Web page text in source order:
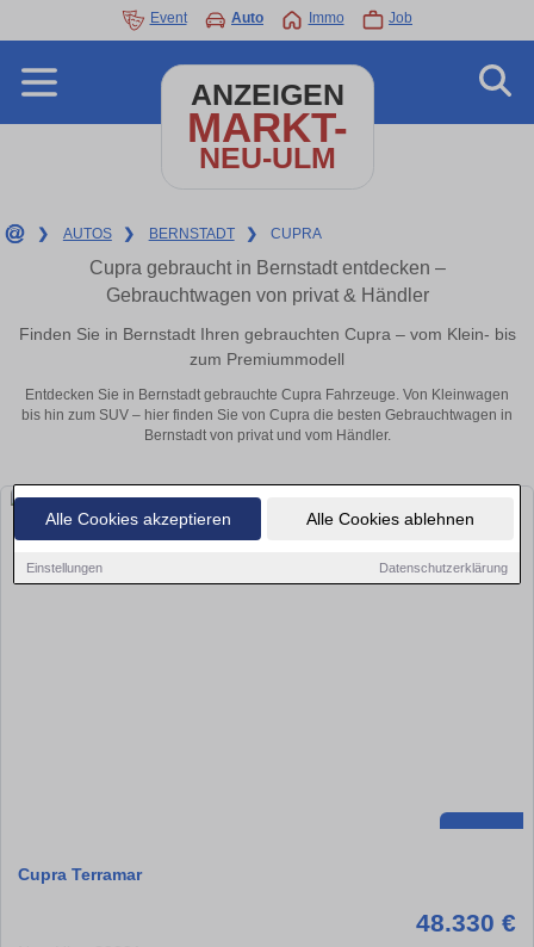
Alle Cookies akzeptieren Alle Cookies ablehnen
Einstellungen Datenschutzerklärung
Event Auto Immo Job
ANZEIGEN
MARKT-
NEU-ULM
❯ AUTOS ❯ BERNSTADT ❯ CUPRA
Cupra gebraucht in Bernstadt entdecken –
Gebrauchtwagen von privat & Händler
Finden Sie in Bernstadt Ihren gebrauchten Cupra – vom Klein- bis
zum Premiummodell
Entdecken Sie in Bernstadt gebrauchte Cupra Fahrzeuge. Von Kleinwagen
bis hin zum SUV – hier finden Sie von Cupra die besten Gebrauchtwagen in
Bernstadt von privat und vom Händler.
Cupra Terramar
48.330 €